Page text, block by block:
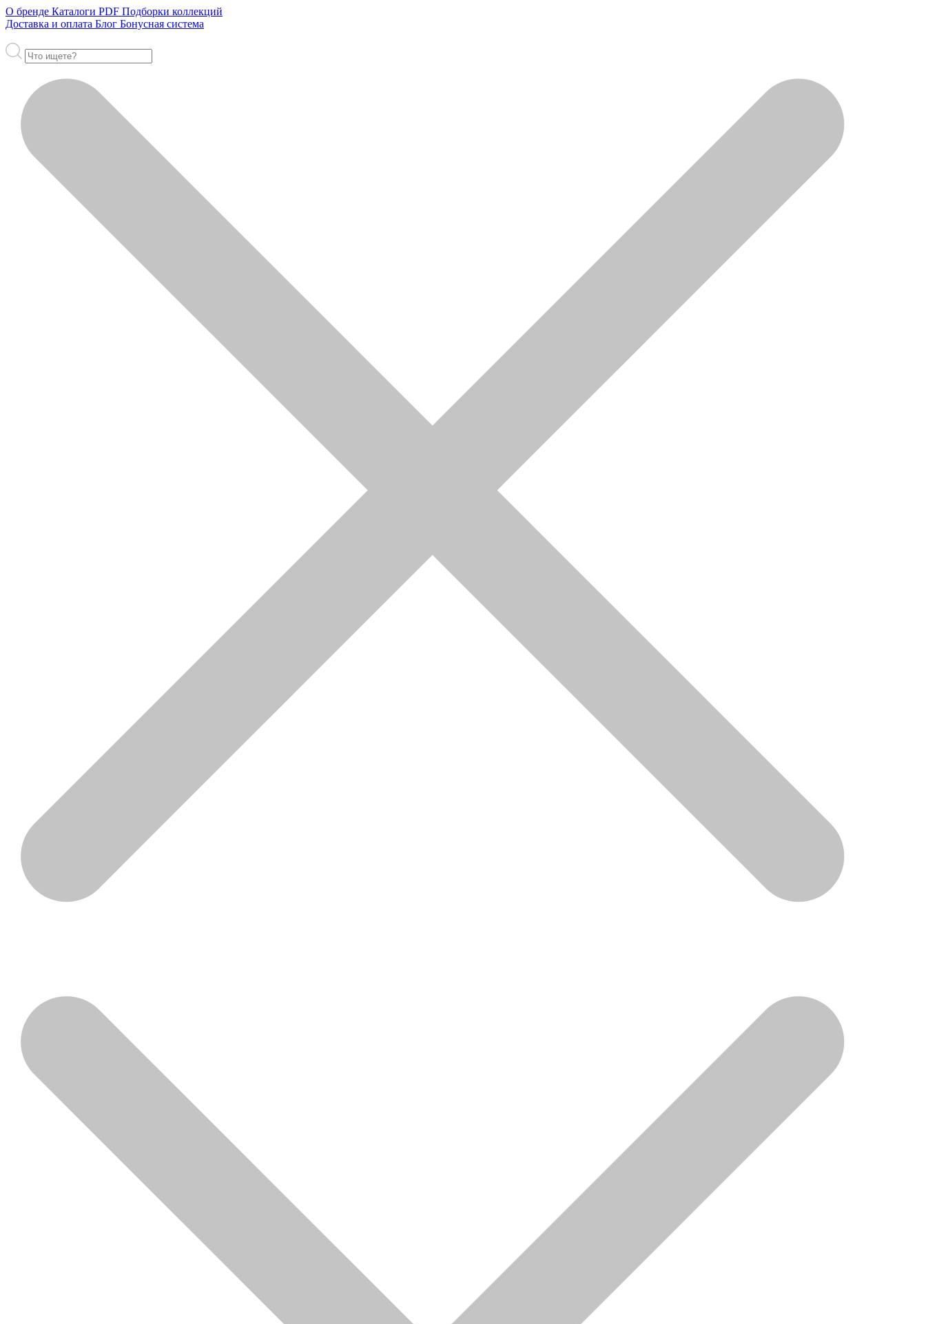
О бренде Каталоги PDF Подборки коллекций
Доставка и оплата Блог Бонусная система